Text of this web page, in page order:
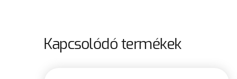
Kapcsolódó termékek